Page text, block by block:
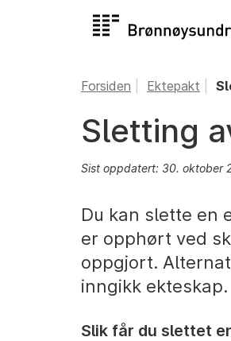
Forsiden Ektepakt
Sletting
Sist oppdatert: 30. oktober
Du kan slette en
er opphørt ved
oppgjort.
inngikk ekteskap.
Slik får du slettet